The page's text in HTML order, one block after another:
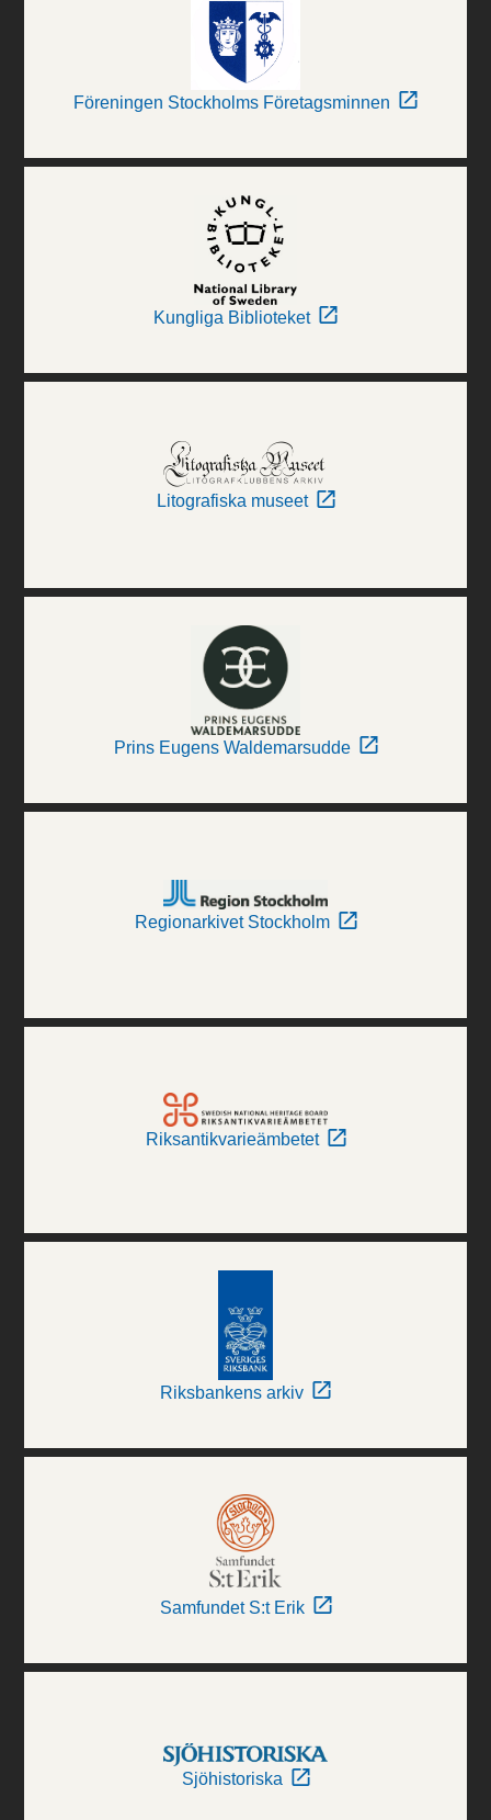
Föreningen Stockholms Företagsminnen
Kungliga Biblioteket
Litografiska museet
Prins Eugens Waldemarsudde
Regionarkivet Stockholm
Riksantikvarieämbetet
Riksbankens arkiv
Samfundet S:t Erik
Sjöhistoriska